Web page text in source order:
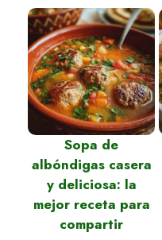
Sopa de
albóndigas casera
y deliciosa: la
mejor receta para
compartir